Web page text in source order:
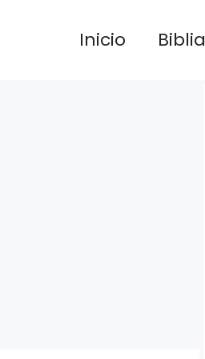
Inicio Biblia